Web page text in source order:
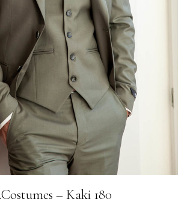
– Kaki 180